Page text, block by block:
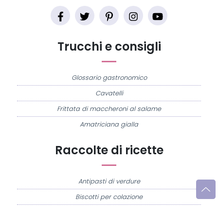
Raccolte di ricette
Antipasti di verdure
Biscotti per colazione
Trucchi e consigli
Glossario gastronomico
Cavatelli
Frittata di maccheroni al salame
Amatriciana gialla